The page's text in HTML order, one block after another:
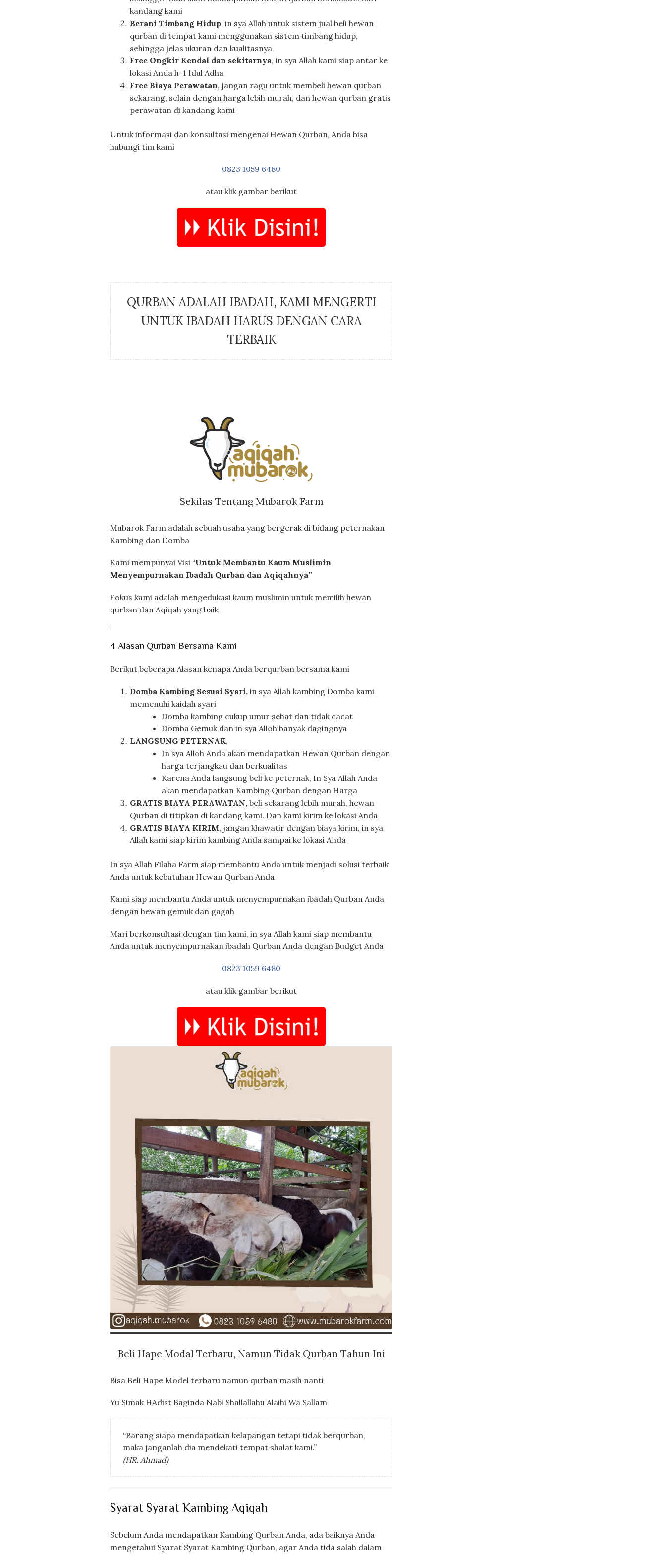
kandang kami
Berani Timbang Hidup, in sya Allah untuk sistem jual beli hewan
qurban di tempat kami menggunakan sistem timbang hidup,
sehingga jelas ukuran dan kualitasnya
Free Ongkir Kendal dan sekitarnya, in sya Allah kami siap antar ke
lokasi Anda h-1 Idul Adha
Free Biaya Perawatan, jangan ragu untuk membeli hewan qurban
sekarang, selain dengan harga lebih murah, dan hewan qurban gratis
perawatan di kandang kami
Untuk informasi dan konsultasi mengenai Hewan Qurban, Anda bisa
hubungi tim kami
0823 1059 6480
atau klik gambar berikut
QURBAN ADALAH IBADAH, KAMI MENGERTI
UNTUK IBADAH HARUS DENGAN CARA
TERBAIK
Sekilas Tentang Mubarok Farm
Mubarok Farm adalah sebuah usaha yang bergerak di bidang peternakan
Kambing dan Domba
Kami mempunyai Visi “Untuk Membantu Kaum Muslimin
Menyempurnakan Ibadah Qurban dan Aqiqahnya”
Fokus kami adalah mengedukasi kaum muslimin untuk memilih hewan
qurban dan Aqiqah yang baik
4 Alasan Qurban Bersama Kami
Berikut beberapa Alasan kenapa Anda berqurban bersama kami
Domba Kambing Sesuai Syari, in sya Allah kambing Domba kami
memenuhi kaidah syari
Domba kambing cukup umur sehat dan tidak cacat
Domba Gemuk dan in sya Alloh banyak dagingnya
LANGSUNG PETERNAK,
In sya Alloh Anda akan mendapatkan Hewan Qurban dengan
harga terjangkau dan berkualitas
Karena Anda langsung beli ke peternak, In Sya Allah Anda
akan mendapatkan Kambing Qurban dengan Harga
GRATIS BIAYA PERAWATAN, beli sekarang lebih murah, hewan
Qurban di titipkan di kandang kami. Dan kami kirim ke lokasi Anda
GRATIS BIAYA KIRIM, jangan khawatir dengan biaya kirim, in sya
Allah kami siap kirim kambing Anda sampai ke lokasi Anda
In sya Allah Filaha Farm siap membantu Anda untuk menjadi solusi terbaik
Anda untuk kebutuhan Hewan Qurban Anda
Kami siap membantu Anda untuk menyempurnakan ibadah Qurban Anda
dengan hewan gemuk dan gagah
Mari berkonsultasi dengan tim kami, in sya Allah kami siap membantu
Anda untuk menyempurnakan ibadah Qurban Anda dengan Budget Anda
0823 1059 6480
atau klik gambar berikut
Beli Hape Modal Terbaru, Namun Tidak Qurban Tahun Ini
Bisa Beli Hape Model terbaru namun qurban masih nanti
Yu Simak HAdist Baginda Nabi Shallallahu Alaihi Wa Sallam
“Barang siapa mendapatkan kelapangan tetapi tidak berqurban,
maka janganlah dia mendekati tempat shalat kami.”
(HR. Ahmad)
Syarat Syarat Kambing Aqiqah
Sebelum Anda mendapatkan Kambing Qurban Anda, ada baiknya Anda
mengetahui Syarat Syarat Kambing Qurban, agar Anda tida salah dalam